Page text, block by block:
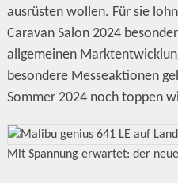
ausrüsten wollen. Für sie
Caravan Salon 2024
allgemeinen
besondere Messeaktionen
Sommer 2024 noch toppen
Mit Spannung erwartet: der neue